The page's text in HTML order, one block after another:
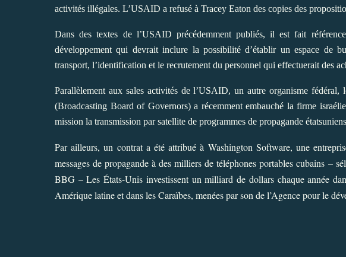
activités illégales. L’USAID a refusé à Tracey Eaton des copies des
Dans des textes de l’USAID précédemment publiés, il est fait
développement qui devrait inclure la possibilité d’établir un espace de
transport, l’identification et le recrutement du personnel qui effectuerait des
Parallèlement aux sales activités de l’USAID, un autre organisme
(Broadcasting Board of Governors) a récemment embauché la firme
mission la transmission par satellite de programmes de propagande
Par ailleurs, un contrat a été attribué à Washington Software, une
messages de propagande à des milliers de téléphones portables cubains –
BBG – Les États-Unis investissent un milliard de dollars chaque année
Amérique latine et dans les Caraïbes, menées par son de l’Agence pour le